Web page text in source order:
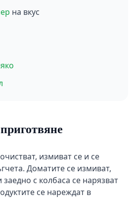
на вкус
измиват се и се
Доматите се измиват,
с колбаса се нарязват
се нареждат в